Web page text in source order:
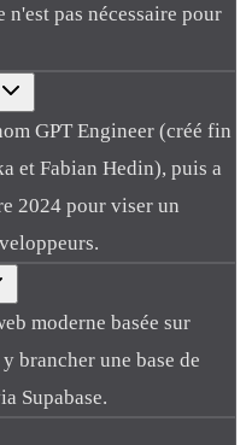
n'est pas nécessaire pour
GPT Engineer (créé fin
et Fabian Hedin), puis a
2024 pour viser un
moderne basée sur
brancher une base de
Supabase.